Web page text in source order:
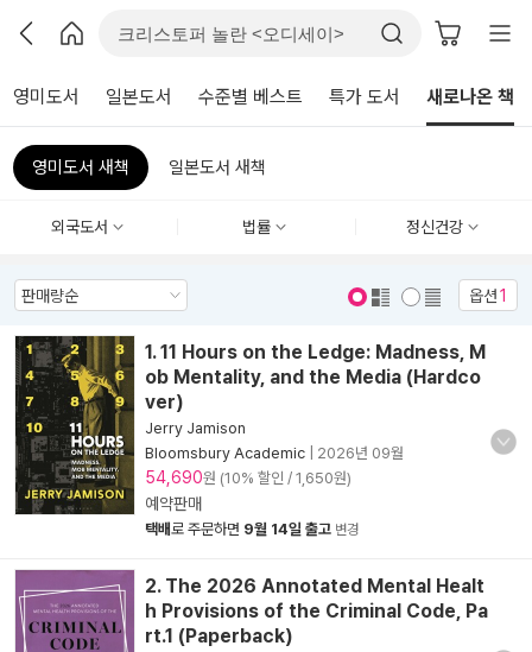
영미도서 일본도서 수준별 베스트 특가 도서 새로나온 책
영미도서 새책 일본도서 새책
외국도서 법률 정신건강
옵션1
1. 11 Hours on the Ledge: Madness, M
ob Mentality, and the Media (Hardco
ver)
Jerry Jamison
Bloomsbury Academic
2026년 09월
54,690원 (10% 할인 / 1,650원)
예약판매
택배로 주문하면 9월 14일 출고 변경
2. The 2026 Annotated Mental Healt
h Provisions of the Criminal Code, Pa
rt.1 (Paperback)